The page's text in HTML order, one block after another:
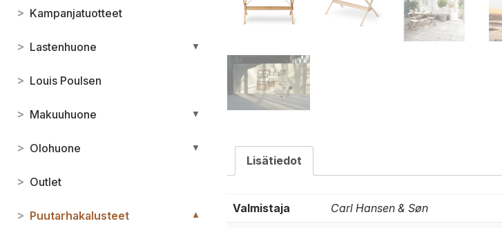
> Kampanjatuotteet
> Lastenhuone ▼
> Louis Poulsen
> Makuuhuone ▼
> Olohuone ▼
> Outlet
> Puutarhakalusteet ▼
Lisätiedot
Valmistaja Carl Hansen & Søn